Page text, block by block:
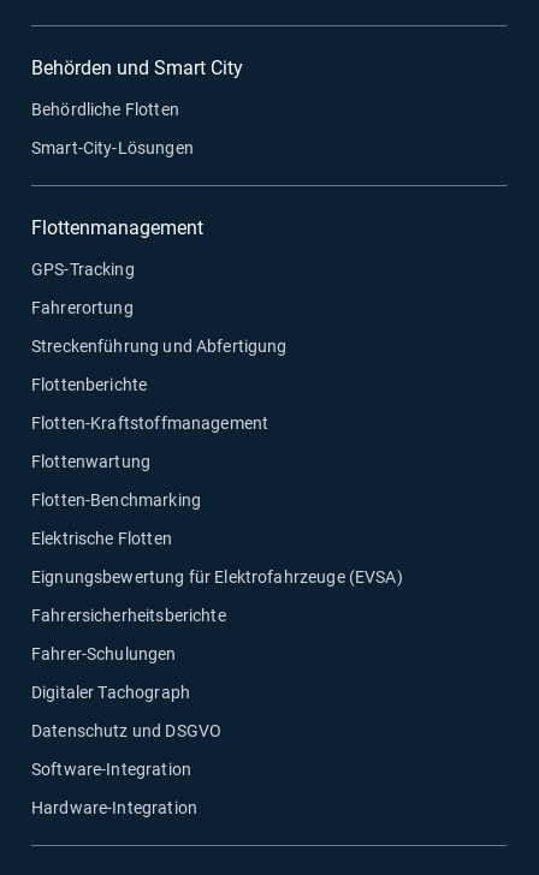
Behörden und Smart City
Behördliche Flotten
Smart-City-Lösungen
Flottenmanagement
GPS-Tracking
Fahrerortung
Streckenführung und Abfertigung
Flottenberichte
Flotten-Kraftstoffmanagement
Flottenwartung
Flotten-Benchmarking
Elektrische Flotten
Eignungsbewertung für Elektrofahrzeuge (EVSA)
Fahrersicherheitsberichte
Fahrer-Schulungen
Digitaler Tachograph
Datenschutz und DSGVO
Software-Integration
Hardware-Integration